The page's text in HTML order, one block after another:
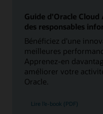
Guide d'Oracle
des responsables
Bénéficiez d'une
meilleures
Apprenez-en
améliorer votre
Oracle.
Lire l’e-book (PDF)